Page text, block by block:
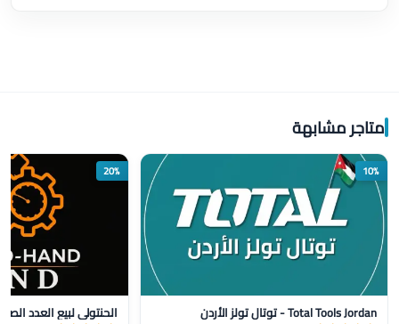
متاجر مشابهة
10%
Total Tools Jordan - توتال تولز الأردن
20%
الحنتولي لبيع العدد